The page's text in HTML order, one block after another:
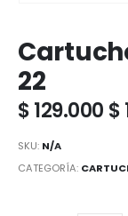
22
$129.000 $
SKU: N/A
CATEGORÍA: